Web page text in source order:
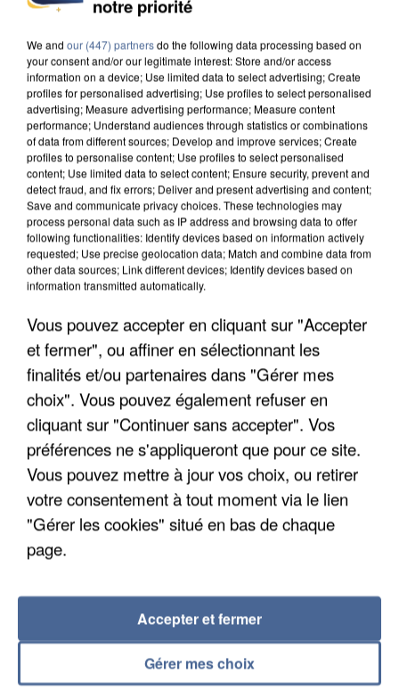
DE SOLIDARITÉ AVEC LES...
APRÈS TOUTES CES CANICULES, LES REFUGES
DE FAUNE SAUVAGE SONT...
L’UN DES FONDATEURS SUPPOSÉS DE LA DZ
notre priorité
We and our (447) partnersdo the following data processing based on
your consent and/or our legitimate interest: Store and/or access
information on a device; Use limited data to select advertising; Create
profiles for personalised advertising; Use profiles to select personalised
advertising; Measure advertising performance; Measure content
performance; Understand audiences through statistics or combinations
of data from different sources; Develop and improve services; Create
profiles to personalise content; Use profiles to select personalised
content; Use limited data to select content; Ensure security, prevent and
detect fraud, and fix errors; Deliver and present advertising and content;
Save and communicate privacy choices. These technologies may
process personal data such as IP address and browsing data to offer
following functionalities: Identify devices based on information actively
requested; Use precise geolocation data; Match and combine data from
other data sources; Link different devices; Identify devices based on
information transmitted automatically.
Vous pouvez accepter en cliquant sur "Accepter
et fermer", ou affiner en sélectionnant les
finalités et/ou partenaires dans "Gérer mes
choix". Vous pouvez également refuser en
cliquant sur "Continuer sans accepter". Vos
préférences ne s'appliqueront que pour ce site.
Vous pouvez mettre à jour vos choix, ou retirer
votre consentement à tout moment via le lien
"Gérer les cookies" situé en bas de chaque
page.
Gérer mes choix
Accepter et fermer